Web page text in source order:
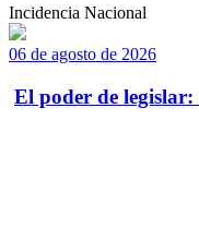
Incidencia Nacional
06 de agosto de 2026
El poder de legislar: